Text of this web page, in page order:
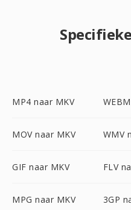
MP4 naar MKV
MOV naar MKV WMV
GIF naar MKV FLV
MPG naar MKV 3GP